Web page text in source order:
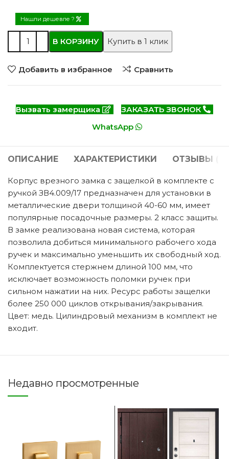
Нашли дешевле ?
В КОРЗИНУ Купить в 1 клик
Добавить в избранное Сравнить
Вызвать замерщика
ЗАКАЗАТЬ ЗВОНОК
WhatsApp
ОПИСАНИЕ ХАРАКТЕРИСТИКИ ОТЗЫВЫ (0)
Корпус врезного замка с защелкой в комплекте с
ручкой ЗВ4.009/17 предназначен для установки в
металлические двери толщиной 40-60 мм, имеет
популярные посадочные размеры. 2 класс защиты.
В замке реализована новая система, которая
позволила добиться минимального рабочего хода
ручек и максимально уменьшить их свободный ход.
Комплектуется стержнем длиной 100 мм, что
исключает возможность поломки ручек при
сильном нажатии на них. Ресурс работы защелки
более 250 000 циклов открывания/закрывания.
Цвет: медь. Цилиндровый механизм в комплект не
входит.
Недавно просмотренные